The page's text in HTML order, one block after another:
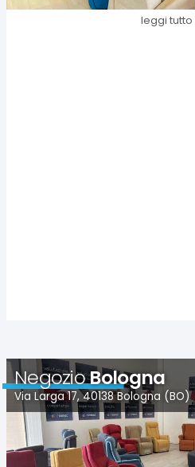
leggi tutto
NegozioBologna
Via Larga 17, 40138 Bologna (BO)